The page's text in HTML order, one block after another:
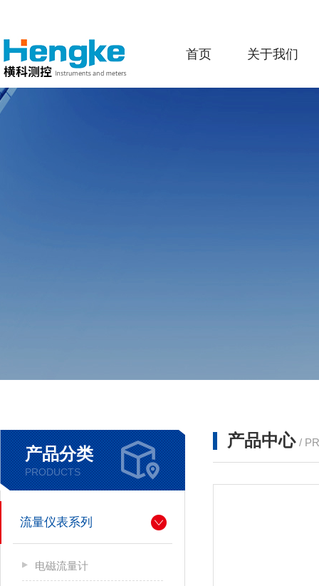
首页 关于我们
产品分类
PRODUCTS
流量仪表系列
电磁流量计
产品中心 /